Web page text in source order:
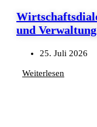
und
25. Juli 2026
Weiterlesen